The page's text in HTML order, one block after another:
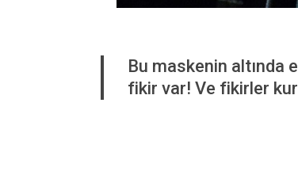
Bu maskenin altında
fikir var! Ve fikirler